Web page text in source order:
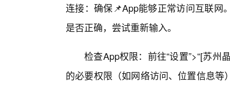
连接：确保📌App能够正常访问互联网
是否正确，尝试重新输入。
检查App权限：前往“设置”>“[苏
的必要权限（如网络访问、位置信息